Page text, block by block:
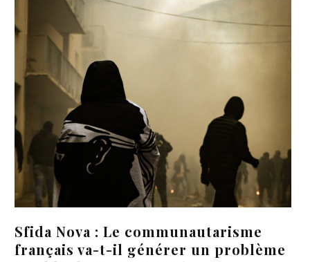
problème
A SFIDA NOVA : De
une stratégie de